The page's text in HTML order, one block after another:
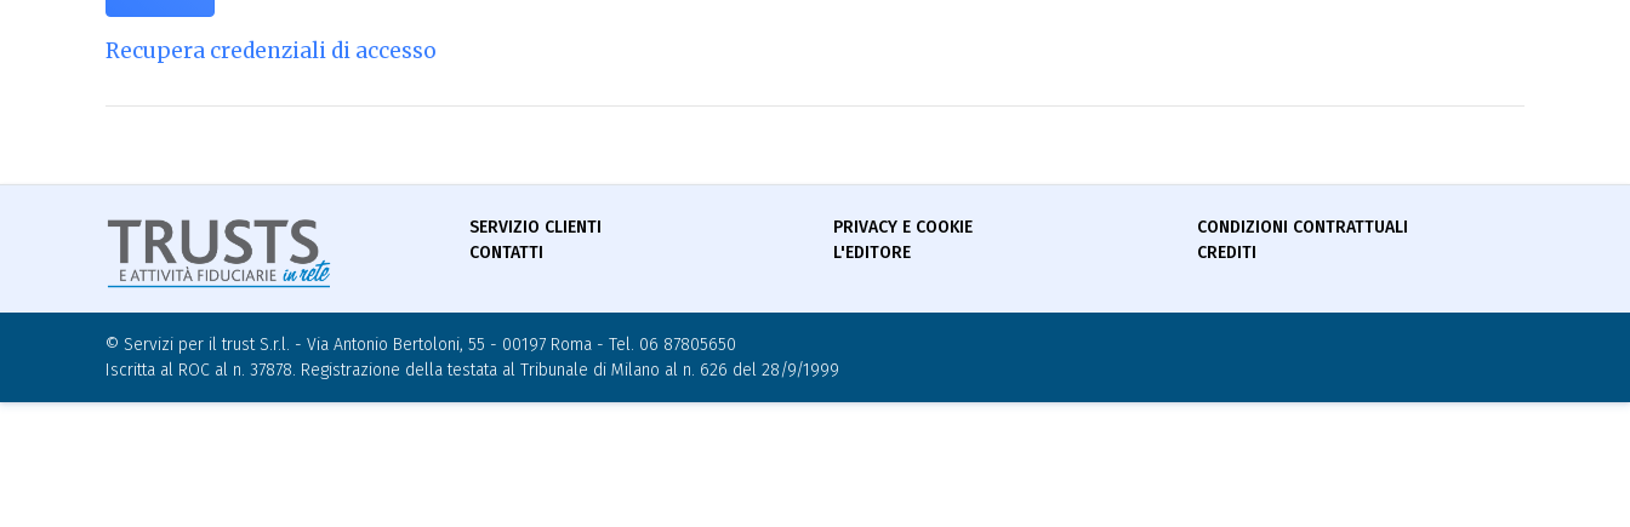
Recupera credenziali di accesso
SERVIZIO CLIENTI
CONTATTI
PRIVACY E COOKIE
L'EDITORE
CONDIZIONI CONTRATTUALI
CREDITI
© Servizi per il trust S.r.l. - Via Antonio Bertoloni, 55 - 00197 Roma - Tel. 06 87805650
Iscritta al ROC al n. 37878. Registrazione della testata al Tribunale di Milano al n. 626 del 28/9/1999